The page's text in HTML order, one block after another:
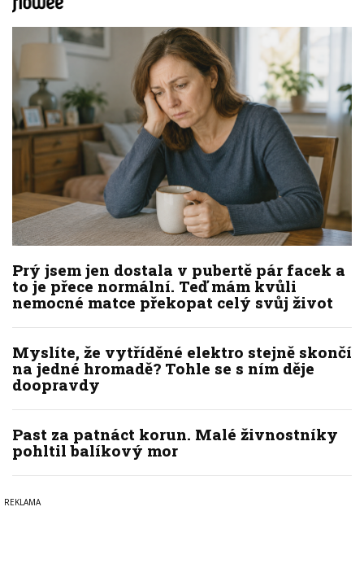
Prý jsem jen dostala v pubertě pár facek a
to je přece normální. Teď mám kvůli
nemocné matce překopat celý svůj život
Myslíte, že vytříděné elektro stejně skončí
na jedné hromadě? Tohle se s ním děje
doopravdy
Past za patnáct korun. Malé živnostníky
pohltil balíkový mor